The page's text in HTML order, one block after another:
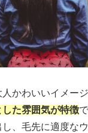
かわいいイメー
た雰囲気が特徴
、毛先に適度な